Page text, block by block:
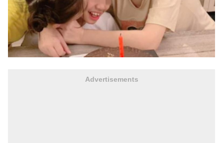
Advertisements